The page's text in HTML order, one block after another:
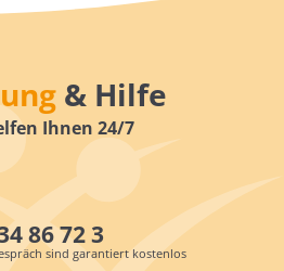
& Hilfe
Ihnen 24/7
86 72 3
sind garantiert kostenlos